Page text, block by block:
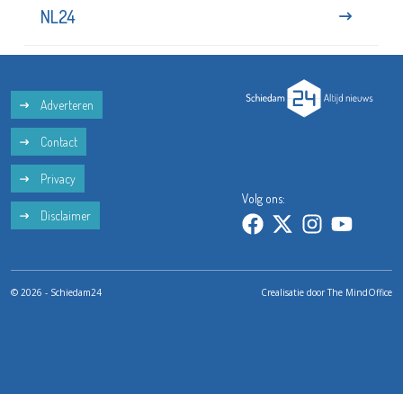
NL24
Adverteren
Contact
Privacy
Disclaimer
Volg ons:
© 2026 - Schiedam24 Crealisatie doorThe MindOffice